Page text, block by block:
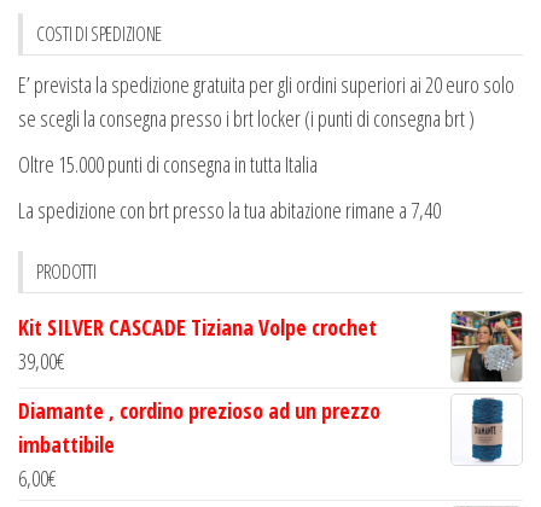
COSTI DI SPEDIZIONE
E’ prevista la spedizione gratuita per gli ordini superiori ai 20 euro solo
se scegli la consegna presso i brt locker (i punti di consegna brt )
Oltre 15.000 punti di consegna in tutta Italia
La spedizione con brt presso la tua abitazione rimane a 7,40
PRODOTTI
Kit SILVER CASCADE Tiziana Volpe crochet
39,00€
Diamante , cordino prezioso ad un prezzo
imbattibile
6,00€